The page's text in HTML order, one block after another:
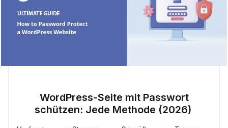
WordPress-Seite mit Passwort
schützen: Jede Methode (2026)